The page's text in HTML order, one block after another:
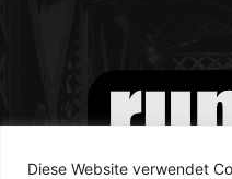
Diese Website verwendet